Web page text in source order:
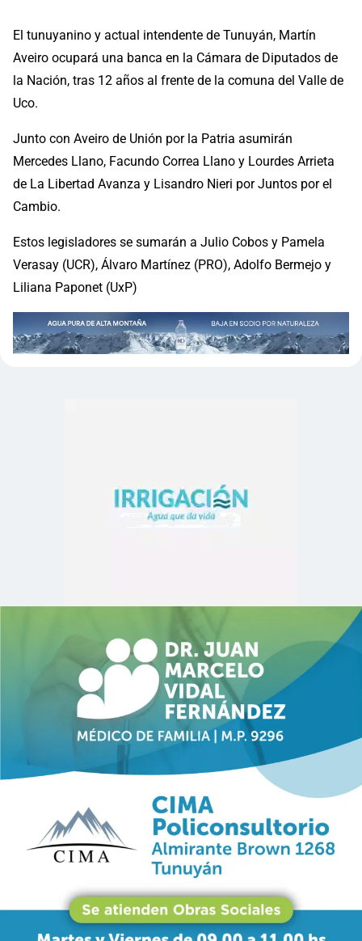
El tunuyanino y actual intendente de Tunuyán, Martín
Aveiro ocupará una banca en la Cámara de Diputados de
la Nación, tras 12 años al frente de la comuna del Valle de
Uco.
Junto con Aveiro de Unión por la Patria asumirán
Mercedes Llano, Facundo Correa Llano y Lourdes Arrieta
de La Libertad Avanza y Lisandro Nieri por Juntos por el
Cambio.
Estos legisladores se sumarán a Julio Cobos y Pamela
Verasay (UCR), Álvaro Martínez (PRO), Adolfo Bermejo y
Liliana Paponet (UxP)